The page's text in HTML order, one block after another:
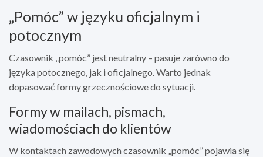
„Pomóc” w języku oficjalnym i
potocznym
Czasownik „pomóc” jest neutralny – pasuje zarówno do
języka potocznego, jak i oficjalnego. Warto jednak
dopasować formy grzecznościowe do sytuacji.
Formy w mailach, pismach,
wiadomościach do klientów
W kontaktach zawodowych czasownik „pomóc” pojawia się